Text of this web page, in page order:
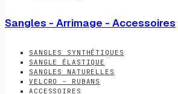
Sangles - Arrimage - Accessoires
SANGLES SYNTHÉTIQUES
SANGLE ÉLASTIQUE
SANGLES NATURELLES
VELCRO - RUBANS
ACCESSOIRES